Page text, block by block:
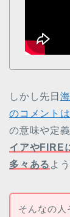
しかし先日
のコメント
の意味や定
イアやFIRE
多々ある よ
そんなの人